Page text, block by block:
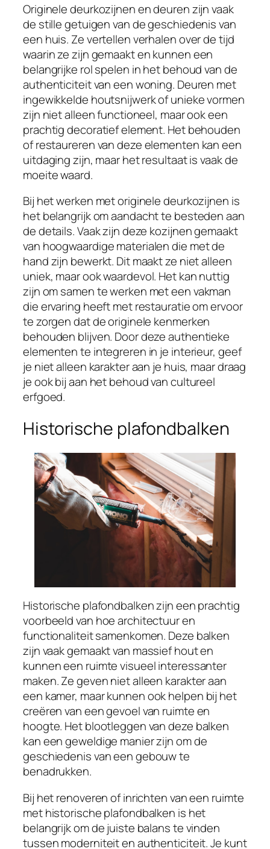
Originele deurkozijnen en deuren zijn vaak
de stille getuigen van de geschiedenis van
een huis. Ze vertellen verhalen over de tijd
waarin ze zijn gemaakt en kunnen een
belangrijke rol spelen in het behoud van de
authenticiteit van een woning. Deuren met
ingewikkelde houtsnijwerk of unieke vormen
zijn niet alleen functioneel, maar ook een
prachtig decoratief element. Het behouden
of restaureren van deze elementen kan een
uitdaging zijn, maar het resultaat is vaak de
moeite waard.
Bij het werken met originele deurkozijnen is
het belangrijk om aandacht te besteden aan
de details. Vaak zijn deze kozijnen gemaakt
van hoogwaardige materialen die met de
hand zijn bewerkt. Dit maakt ze niet alleen
uniek, maar ook waardevol. Het kan nuttig
zijn om samen te werken met een vakman
die ervaring heeft met restauratie om ervoor
te zorgen dat de originele kenmerken
behouden blijven. Door deze authentieke
elementen te integreren in je interieur, geef
je niet alleen karakter aan je huis, maar draag
je ook bij aan het behoud van cultureel
erfgoed.
Historische plafondbalken
Historische plafondbalken zijn een prachtig
voorbeeld van hoe architectuur en
functionaliteit samenkomen. Deze balken
zijn vaak gemaakt van massief hout en
kunnen een ruimte visueel interessanter
maken. Ze geven niet alleen karakter aan
een kamer, maar kunnen ook helpen bij het
creëren van een gevoel van ruimte en
hoogte. Het blootleggen van deze balken
kan een geweldige manier zijn om de
geschiedenis van een gebouw te
benadrukken.
Bij het renoveren of inrichten van een ruimte
met historische plafondbalken is het
belangrijk om de juiste balans te vinden
tussen moderniteit en authenticiteit. Je kunt